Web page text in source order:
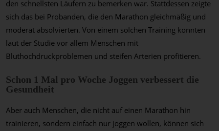
den schnellsten Läufern zu bemerken war. Stattdessen zeigte
sich das bei Probanden, die den Marathon gleichmäßig und
moderat absolvierten. Von einem solchen Training könnten
laut der Studie vor allem Menschen mit
Bluthochdruckproblemen und steifen Arterien profitieren.
Schon 1 Mal pro Woche Joggen verbessert die
Gesundheit
Aber auch Menschen, die nicht auf einen Marathon hin
trainieren, sondern einfach nur joggen wollen, können sich